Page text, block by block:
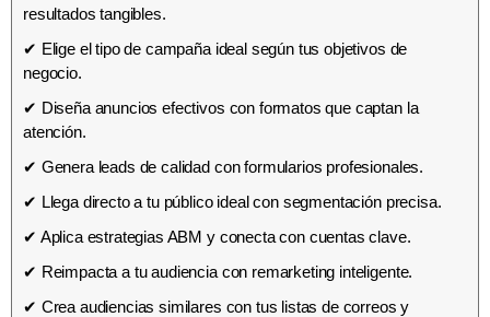
resultados tangibles.
✔ Elige el tipo de campaña ideal según tus objetivos de
negocio.
✔ Diseña anuncios efectivos con formatos que captan la
atención.
✔ Genera leads de calidad con formularios profesionales.
✔ Llega directo a tu público ideal con segmentación precisa.
✔ Aplica estrategias ABM y conecta con cuentas clave.
✔ Reimpacta a tu audiencia con remarketing inteligente.
✔ Crea audiencias similares con tus listas de correos y